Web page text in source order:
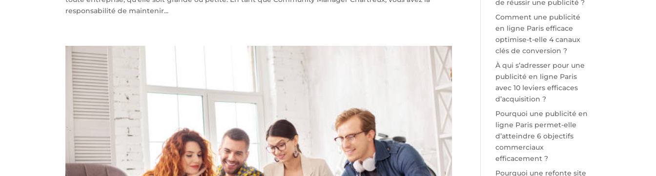
responsabilité de maintenir...
de réussir une publicité ?
Comment une publicité
en ligne Paris efficace
optimise-t-elle 4 canaux
clés de conversion ?
À qui s’adresser pour une
publicité en ligne Paris
avec 10 leviers efficaces
d’acquisition ?
Pourquoi une publicité en
ligne Paris permet-elle
d’atteindre 6 objectifs
commerciaux
efficacement ?
Pourquoi une refonte site